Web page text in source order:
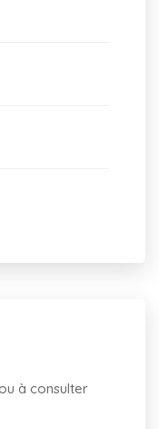
à consulter